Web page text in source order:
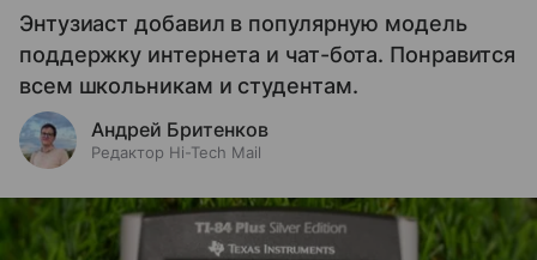
Энтузиаст добавил в популярную модель
поддержку интернета и чат-бота. Понравится
всем школьникам и студентам.
Андрей Бритенков
Редактор Hi-Tech Mail